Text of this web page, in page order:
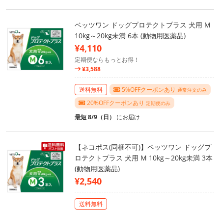
ベッツワン ドッグプロテクトプラス 犬用 M
10kg～20kg未満 6本 (動物用医薬品)
¥4,110
定期便ならもっとお得！
¥3,588
送料無料 5%OFFクーポンあり 通常注文のみ
20%OFFクーポンあり 定期便のみ
最短 8/9（日） にお届け
【ネコポス(同梱不可)】ベッツワン ドッグプ
ロテクトプラス 犬用 M 10kg～20kg未満 3本
(動物用医薬品)
¥2,540
送料無料